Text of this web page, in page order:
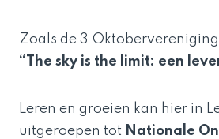
Zoals de 3
“The sky is the limit: een
Leren en groeien kan hier in
uitgeroepen tot Nationale